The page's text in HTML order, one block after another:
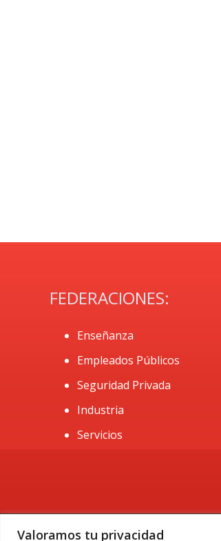
Valoramos tu privacidad
FEDERACIONES:
Enseñanza
Empleados Públicos
Seguridad Privada
Industria
Servicios